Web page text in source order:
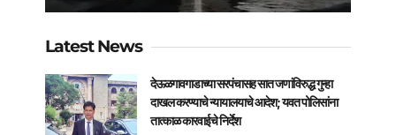
Latest News
देऊळगावगाडाच्या सरपंचासह सात जणांविरुद्ध गुन्हा
दाखल करण्याचे न्यायालयाचे आदेश; यवत पोलिसांना
तात्काळ कारवाईचे निर्देश